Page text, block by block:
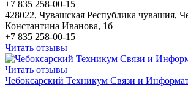
+7 835 258-00-15
428022, Чувашская Республика чувашия,
Константина Иванова, 1б
+7 835 258-00-15
Читать отзывы
Читать отзывы
Чебоксарский Техникум Связи и